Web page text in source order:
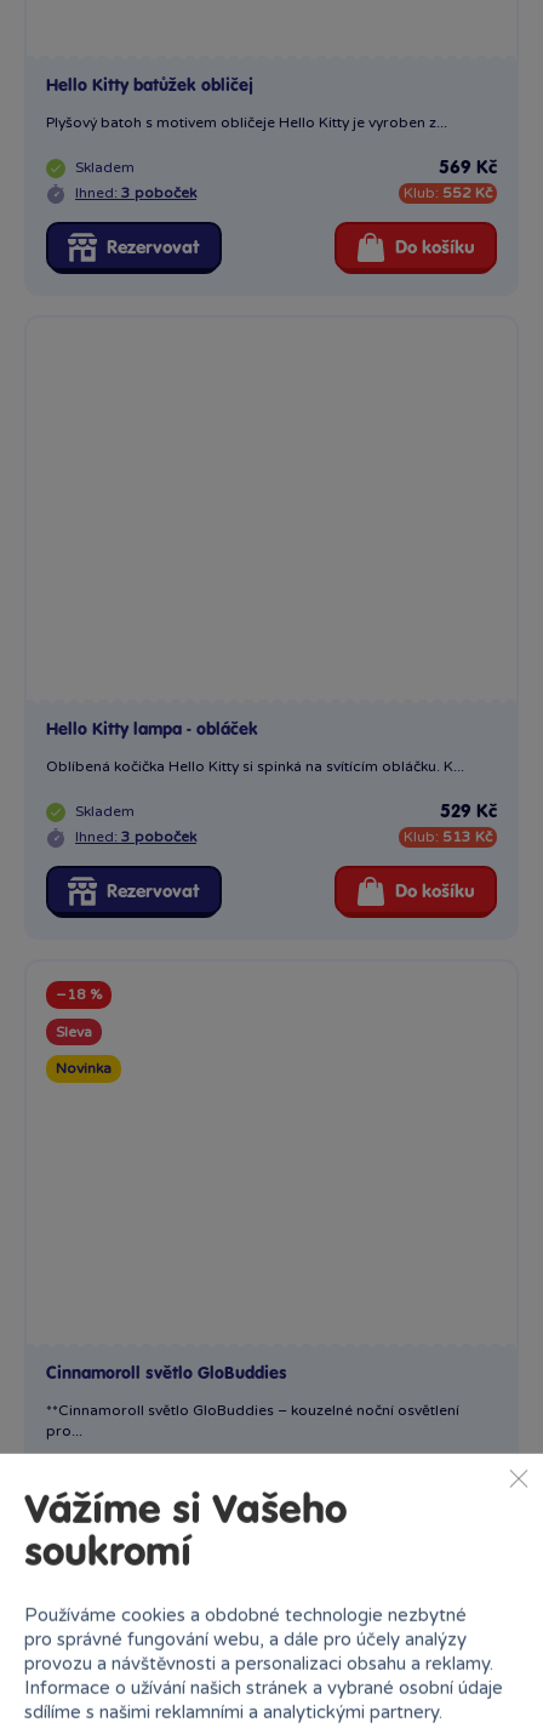
Hello Kitty batůžek obličej
Plyšový batoh s motivem obličeje Hello Kitty je vyroben z...
Skladem
Ihned: 3 poboček
569 Kč
Klub: 552 Kč
Rezervovat Do košíku
Hello Kitty lampa - obláček
Oblíbená kočička Hello Kitty si spinká na svítícím obláčku. K...
Skladem
Ihned: 3 poboček
529 Kč
Klub: 513 Kč
Rezervovat Do košíku
−18 %
Sleva
Novinka
Cinnamoroll světlo GloBuddies
**Cinnamoroll světlo GloBuddies – kouzelné noční osvětlení
pro...
Ihned:1 poboček
Rezervovat
Vážíme si Vašeho
soukromí
Používáme cookies a obdobné technologie nezbytné
pro správné fungování webu, a dále pro účely analýzy
provozu a návštěvnosti a personalizaci obsahu a reklamy.
Informace o užívání našich stránek a vybrané osobní údaje
sdílíme s našimi reklamními a analytickými partnery.